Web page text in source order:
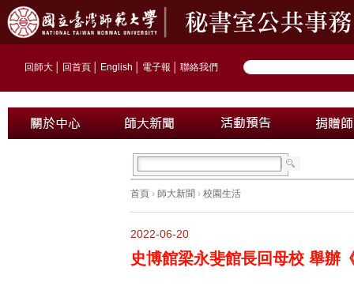
回師大 回首頁 English 電子報 聯絡我們
首頁 › 師大新聞 › 校園生活
2022-06-20
史博館梁永斐館長回母校 舉辦